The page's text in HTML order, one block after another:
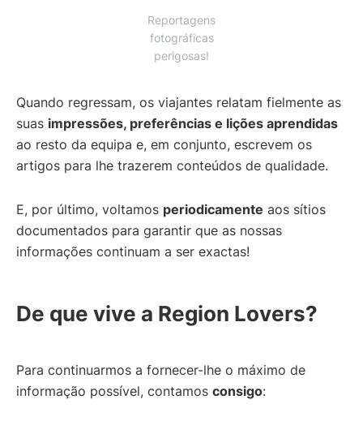
Reportagens
fotográficas
perigosas!
Quando regressam, os viajantes relatam fielmente as
suas impressões, preferências e lições aprendidas
ao resto da equipa e, em conjunto, escrevem os
artigos para lhe trazerem conteúdos de qualidade.
E, por último, voltamos periodicamente aos sítios
documentados para garantir que as nossas
informações continuam a ser exactas!
De que vive a Region Lovers?
Para continuarmos a fornecer-lhe o máximo de
informação possível, contamos consigo: